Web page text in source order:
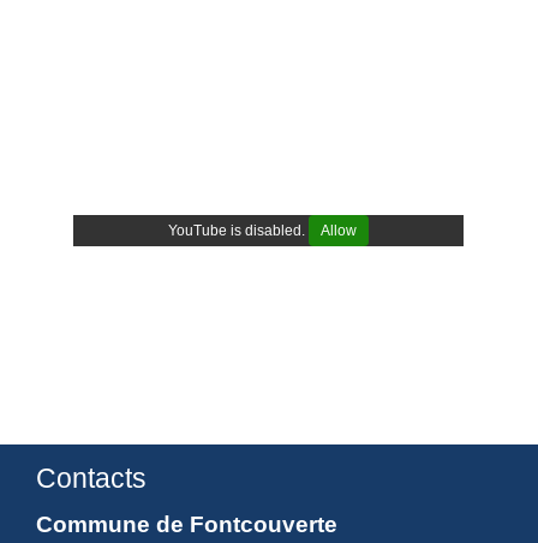
YouTube is disabled. Allow
Contacts
Commune de Fontcouverte